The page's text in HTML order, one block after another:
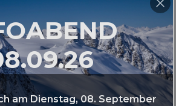
BURNS @ CMH HELISKIING
am Dienstag, 08. September